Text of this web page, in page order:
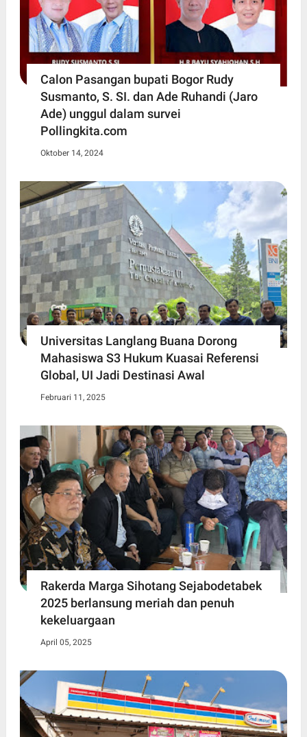
Calon Pasangan bupati Bogor Rudy
Susmanto, S. SI. dan Ade Ruhandi (Jaro
Ade) unggul dalam survei
Pollingkita.com
Oktober 14, 2024
Universitas Langlang Buana Dorong
Mahasiswa S3 Hukum Kuasai Referensi
Global, UI Jadi Destinasi Awal
Februari 11, 2025
Rakerda Marga Sihotang Sejabodetabek
2025 berlansung meriah dan penuh
kekeluargaan
April 05, 2025